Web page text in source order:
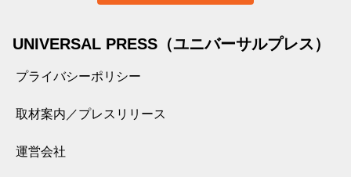
UNIVERSAL PRESS（ユニバーサルプレス）
プライバシーポリシー
取材案内／プレスリリース
運営会社